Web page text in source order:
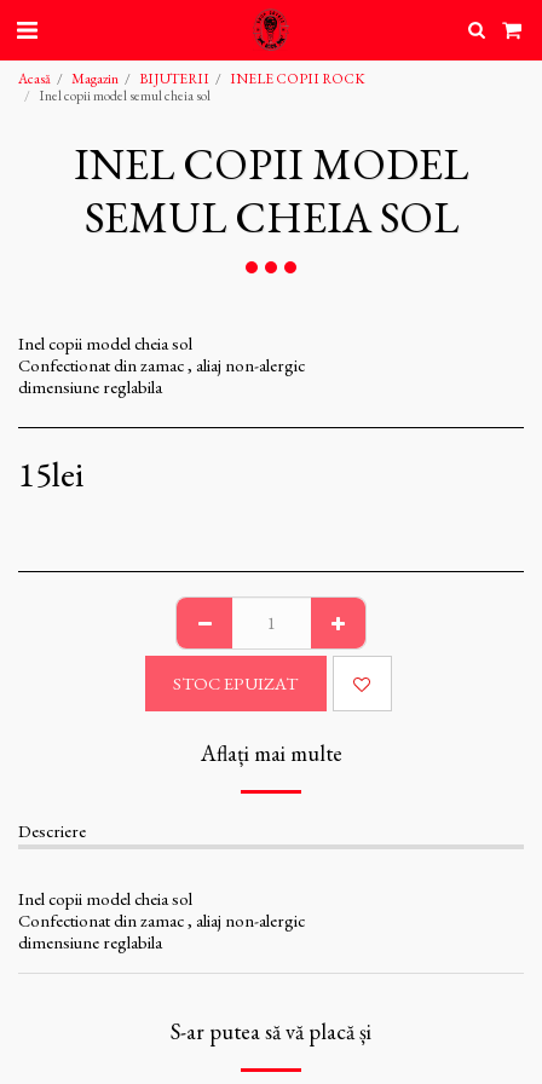
Acasă Magazin BIJUTERII
INELE COPII ROCK
Inel copii model semul cheia sol
INEL COPII MODEL
SEMUL CHEIA SOL
Inel copii model cheia sol
Confectionat din zamac , aliaj non-alergic
dimensiune reglabila
15lei
STOC EPUIZAT
Aflați mai multe
Descriere
Inel copii model cheia sol
Confectionat din zamac , aliaj non-alergic
dimensiune reglabila
S-ar putea să vă placă și